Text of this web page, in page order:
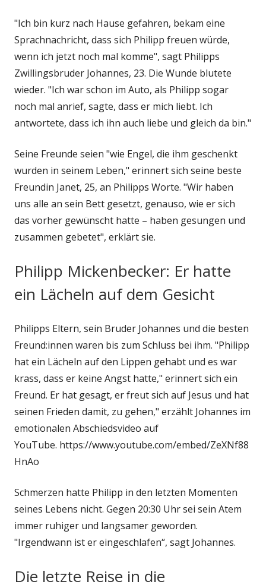
"Ich bin kurz nach Hause gefahren, bekam eine
Sprachnachricht, dass sich Philipp freuen würde,
wenn ich jetzt noch mal komme", sagt Philipps
Zwillingsbruder Johannes, 23. Die Wunde blutete
wieder. "Ich war schon im Auto, als Philipp sogar
noch mal anrief, sagte, dass er mich liebt. Ich
antwortete, dass ich ihn auch liebe und gleich da bin."
Seine Freunde seien "wie Engel, die ihm geschenkt
wurden in seinem Leben," erinnert sich seine beste
Freundin Janet, 25, an Philipps Worte. "Wir haben
uns alle an sein Bett gesetzt, genauso, wie er sich
das vorher gewünscht hatte – haben gesungen und
zusammen gebetet", erklärt sie.
Philipp Mickenbecker: Er hatte
ein Lächeln auf dem Gesicht
Philipps Eltern, sein Bruder Johannes und die besten
Freund:innen waren bis zum Schluss bei ihm. "Philipp
hat ein Lächeln auf den Lippen gehabt und es war
krass, dass er keine Angst hatte," erinnert sich ein
Freund. Er hat gesagt, er freut sich auf Jesus und hat
seinen Frieden damit, zu gehen," erzählt Johannes im
emotionalen Abschiedsvideo auf
YouTube. https://www.youtube.com/embed/ZeXNf88
HnAo
Schmerzen hatte Philipp in den letzten Momenten
seines Lebens nicht. Gegen 20:30 Uhr sei sein Atem
immer ruhiger und langsamer geworden.
"Irgendwann ist er eingeschlafen“, sagt Johannes.
Die letzte Reise in die